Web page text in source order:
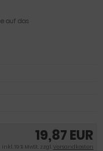
auf das
19,87 EUR
inkl. 19 % MwSt. zzgl.Versandkosten